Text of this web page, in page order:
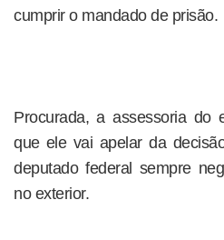
cumprir o mandado de prisão.
Procurada, a assessoria do
que ele vai apelar da
deputado federal sempre
no exterior.